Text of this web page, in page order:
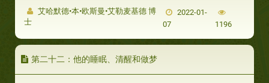
艾哈默德•本•欧斯曼•艾勒麦基德 博
士
2022-01-
07
1196
第二十二：他的睡眠、清醒和做梦